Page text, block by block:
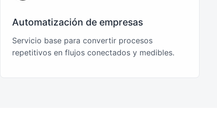
Automatización de empresas
Servicio base para convertir procesos
repetitivos en flujos conectados y medibles.